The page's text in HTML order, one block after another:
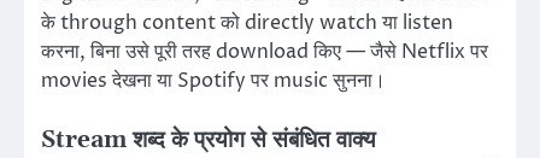
के through content को directly watch या listen
करना, बिना उसे पूरी तरह download किए — जैसे Netflix पर
movies देखना या Spotify पर music सुनना।
Stream शब्द के प्रयोग से संबंधित वाक्य